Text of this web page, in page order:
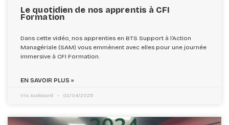
Le quotidien de nos apprentis à CFI
Formation
Dans cette vidéo, nos apprenties en BTS Support à l’Action
Managériale (SAM) vous emmènent avec elles pour une journée
immersive à CFI Formation.
EN SAVOIR PLUS »
Iris Audouard 02/04/2025